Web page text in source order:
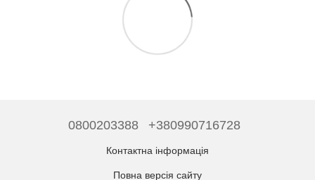
0800203388 +380990716728
Контактна інформація
Повна версія сайту